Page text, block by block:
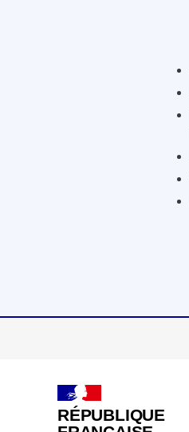
RÉPUBLIQUE